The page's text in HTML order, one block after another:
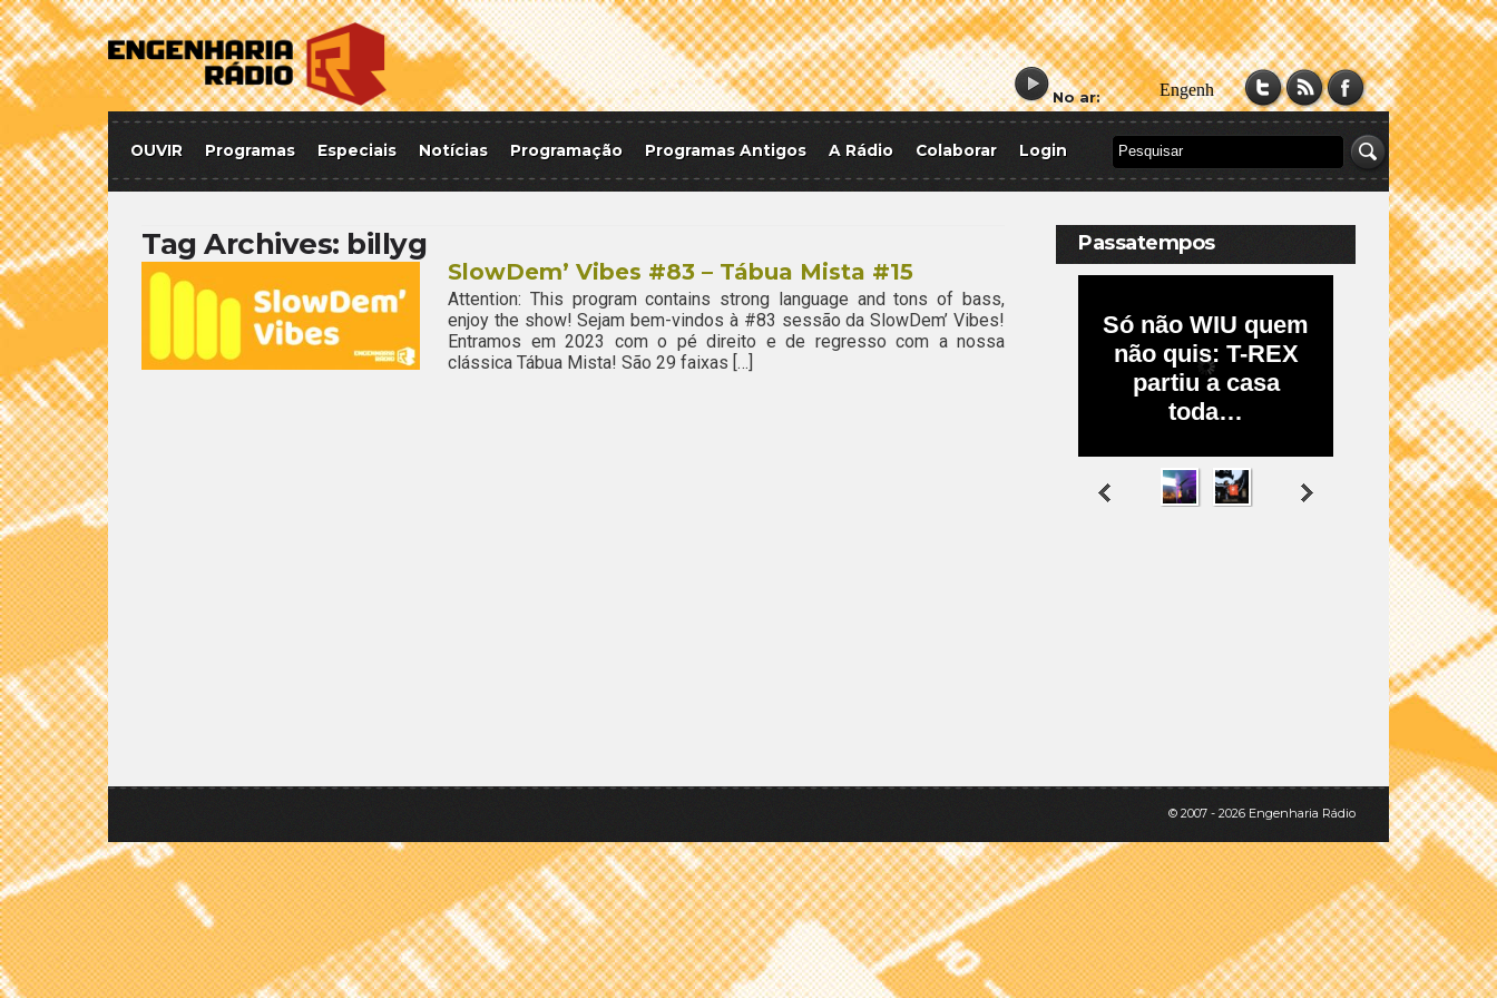
No ar:
OUVIR Programas Especiais Notícias Programação Programas Antigos A Rádio Colaborar Login
Tag Archives: billyg
SlowDem’ Vibes #83 – Tábua Mista #15
Attention: This program contains strong language and tons of bass,
enjoy the show! Sejam bem-vindos à #83 sessão da SlowDem’ Vibes!
Entramos em 2023 com o pé direito e de regresso com a nossa
clássica Tábua Mista! São 29 faixas […]
Passatempos
© 2007 - 2026 Engenharia Rádio